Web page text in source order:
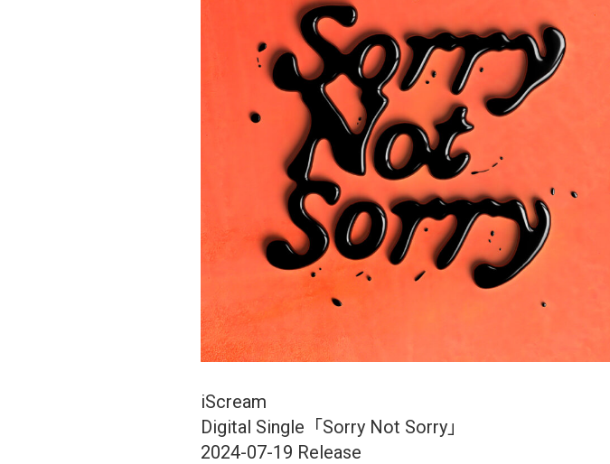
iScream
Digital Single「Sorry Not Sorry」
2024-07-19 Release